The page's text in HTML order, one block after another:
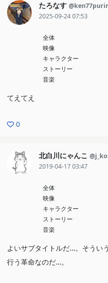
たろなす
2025-09-24 07:53
全体
映像
キャラクター
ストーリー
音楽
てえてえ
0
北白川にゃんこ
2019-04-17 03:47
全体
映像
キャラクター
ストーリー
音楽
よいサブタイトルだ…。そうい
行う革命なのだ…。